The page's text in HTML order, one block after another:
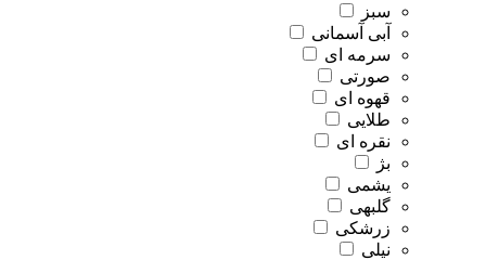
سبز
آبی آسمانی
سرمه ای
صورتی
قهوه ای
طلایی
نقره ای
بژ
یشمی
گلبهی
زرشکی
نیلی